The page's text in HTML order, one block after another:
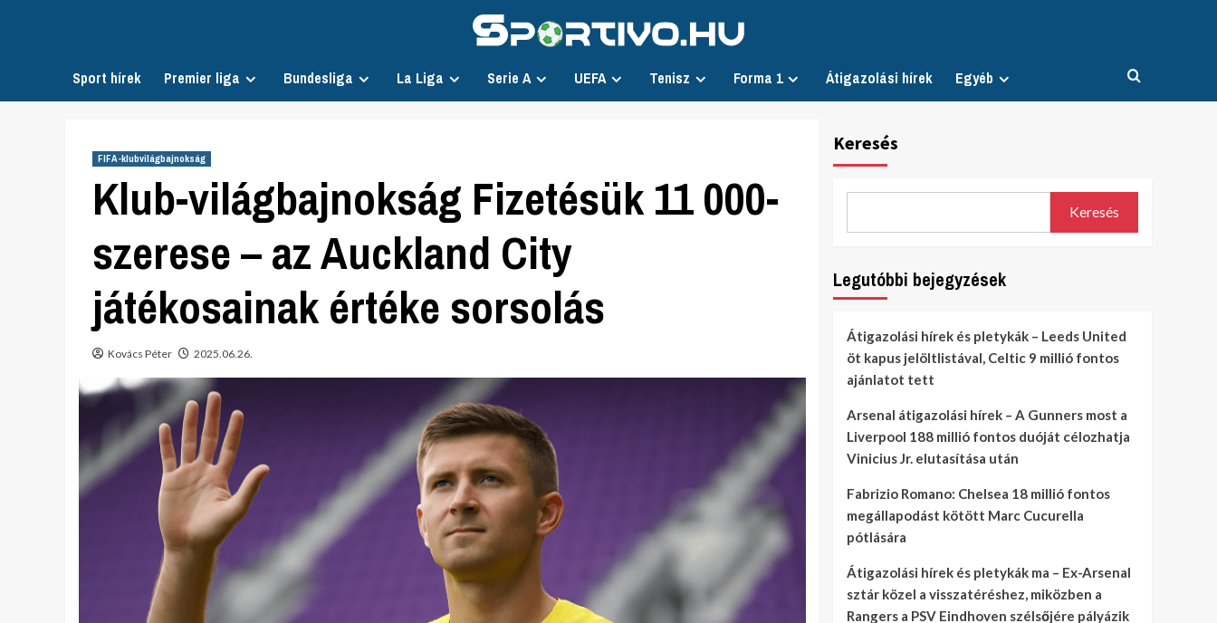
Sport hírek Premier liga Bundesliga La Liga Serie A UEFA Tenisz Forma 1 Átigazolási hírek Egyéb
FIFA-klubvilágbajnokság
Klub-világbajnokság Fizetésük 11 000-
szerese – az Auckland City
játékosainak értéke sorsolás
Kovács Péter 2025.06.26.
Keresés
Keresés
Legutóbbi bejegyzések
Átigazolási hírek és pletykák – Leeds United
öt kapus jelöltlistával, Celtic 9 millió fontos
ajánlatot tett
Arsenal átigazolási hírek – A Gunners most a
Liverpool 188 millió fontos duóját célozhatja
Vinicius Jr. elutasítása után
Fabrizio Romano: Chelsea 18 millió fontos
megállapodást kötött Marc Cucurella
pótlására
Átigazolási hírek és pletykák ma – Ex-Arsenal
sztár közel a visszatéréshez, miközben a
Rangers a PSV Eindhoven szélsőjére pályázik